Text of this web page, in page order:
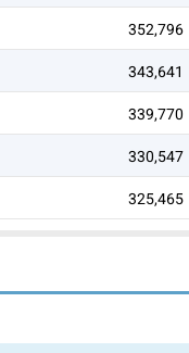
352,796
343,641
339,770
330,547
325,465